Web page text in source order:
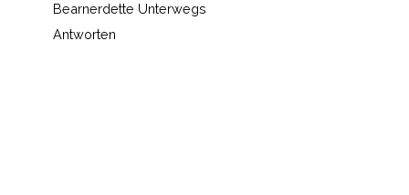
Bearnerdette Unterwegs
Antworten